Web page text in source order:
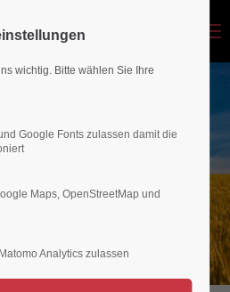
1936/45 Polch/Maifeld e.V.
wichtig. Bitte wählen Sie Ihre
Google Fonts zulassen damit die
Maps, OpenStreetMap und
Analytics zulassen